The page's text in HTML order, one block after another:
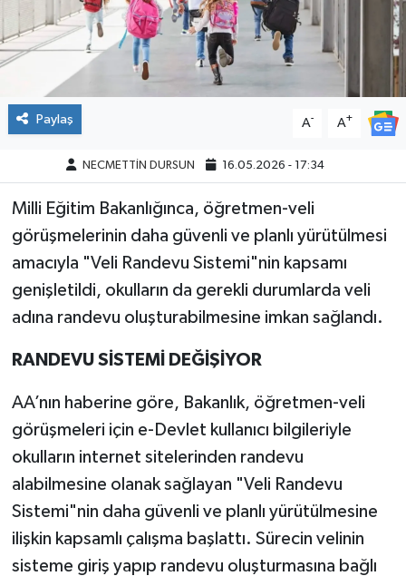
Paylaş A- A+
NECMETTİN DURSUN 16.05.2026 - 17:34
Milli Eğitim Bakanlığınca, öğretmen-veli
görüşmelerinin daha güvenli ve planlı yürütülmesi
amacıyla "Veli Randevu Sistemi"nin kapsamı
genişletildi, okulların da gerekli durumlarda veli
adına randevu oluşturabilmesine imkan sağlandı.
RANDEVU SİSTEMİ DEĞİŞİYOR
AA’nın haberine göre, Bakanlık, öğretmen-veli
görüşmeleri için e-Devlet kullanıcı bilgileriyle
okulların internet sitelerinden randevu
alabilmesine olanak sağlayan "Veli Randevu
Sistemi"nin daha güvenli ve planlı yürütülmesine
ilişkin kapsamlı çalışma başlattı. Sürecin velinin
sisteme giriş yapıp randevu oluşturmasına bağlı